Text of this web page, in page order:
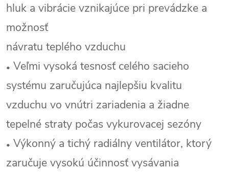
hluk a vibrácie vznikajúce pri prevádzke a
možnosť
návratu teplého vzduchu
• Veľmi vysoká tesnosť celého sacieho
systému zaručujúca najlepšiu kvalitu
vzduchu vo vnútri zariadenia a žiadne
tepelné straty počas vykurovacej sezóny
• Výkonný a tichý radiálny ventilátor, ktorý
zaručuje vysokú účinnosť vysávania